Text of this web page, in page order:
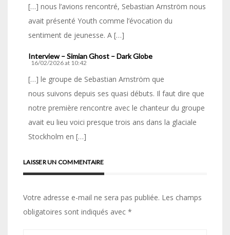
[…] nous l’avions rencontré, Sebastian Arnström nous
avait présenté Youth comme l’évocation du
sentiment de jeunesse. A […]
Interview – Simian Ghost – Dark Globe
16/02/2026 at 10:42
[…] le groupe de Sebastian Arnström que
nous suivons depuis ses quasi débuts. Il faut dire que
notre première rencontre avec le chanteur du groupe
avait eu lieu voici presque trois ans dans la glaciale
Stockholm en […]
LAISSER UN COMMENTAIRE
Votre adresse e-mail ne sera pas publiée. Les champs
obligatoires sont indiqués avec *